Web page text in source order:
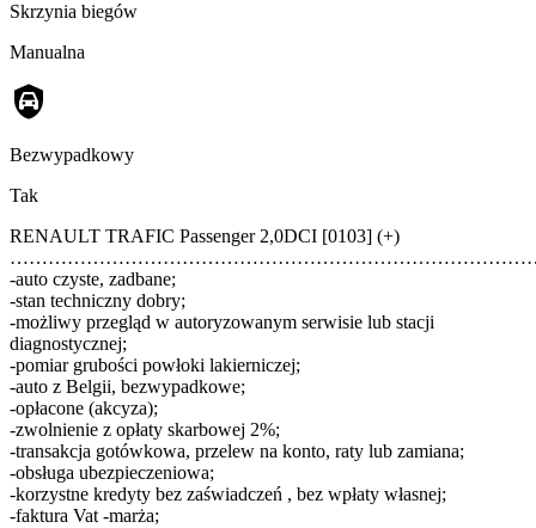
Skrzynia biegów
Manualna
Bezwypadkowy
Tak
RENAULT TRAFIC Passenger 2,0DCI [0103] (+)
-auto czyste, zadbane;
-stan techniczny dobry;
-możliwy przegląd w autoryzowanym serwisie lub stacji
diagnostycznej;
-pomiar grubości powłoki lakierniczej;
-auto z Belgii, bezwypadkowe;
-opłacone (akcyza);
-zwolnienie z opłaty skarbowej 2%;
-transakcja gotówkowa, przelew na konto, raty lub zamiana;
-obsługa ubezpieczeniowa;
-korzystne kredyty bez zaświadczeń , bez wpłaty własnej;
-faktura Vat -marża;